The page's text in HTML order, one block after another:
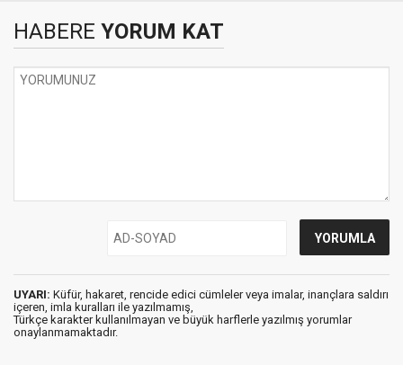
HABERE YORUM KAT
UYARI: Küfür, hakaret, rencide edici cümleler veya imalar, inançlara saldırı
içeren, imla kuralları ile yazılmamış,
Türkçe karakter kullanılmayan ve büyük harflerle yazılmış yorumlar
onaylanmamaktadır.